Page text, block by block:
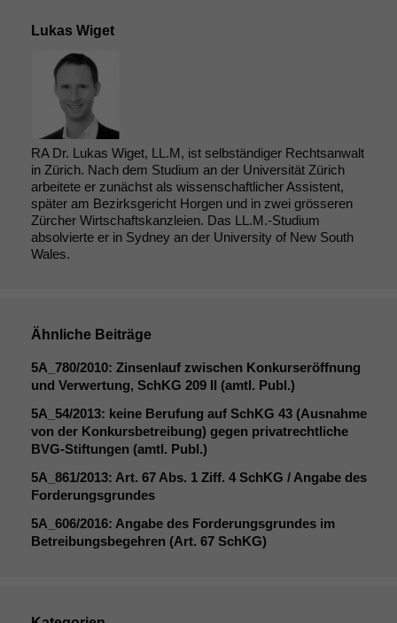
Lukas Wiget
RA Dr. Lukas Wiget, LL.M, ist selbständiger Rechtsanwalt
in Zürich. Nach dem Studium an der Universität Zürich
arbeitete er zunächst als wissenschaftlicher Assistent,
später am Bezirksgericht Horgen und in zwei grösseren
Zürcher Wirtschaftskanzleien. Das LL.M.-Studium
absolvierte er in Sydney an der University of New South
Wales.
Ähnliche Beiträge
5A_780/2010: Zinsenlauf zwischen Konkurseröffnung
und Verwertung, SchKG 209 II (amtl. Publ.)
5A_54/2013: keine Berufung auf SchKG 43 (Ausnahme
von der Konkursbetreibung) gegen privatrechtliche
BVG-Stiftungen (amtl. Publ.)
5A_861/2013: Art. 67 Abs. 1 Ziff. 4 SchKG / Angabe des
Forderungsgrundes
5A_606/2016: Angabe des Forderungsgrundes im
Betreibungsbegehren (Art. 67 SchKG)